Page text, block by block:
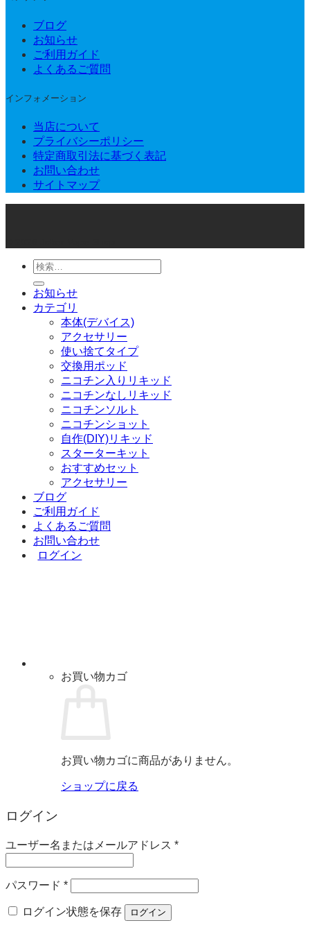
ブログ
お知らせ
ご利用ガイド
よくあるご質問
インフォメーション
当店について
プライバシーポリシー
特定商取引法に基づく表記
お問い合わせ
サイトマップ
検
索
対
象:
お知らせ
カテゴリ
本体(デバイス)
アクセサリー
使い捨てタイプ
交換用ポッド
ニコチン入りリキッド
ニコチンなしリキッド
ニコチンソルト
ニコチンショット
自作(DIY)リキッド
スターターキット
おすすめセット
アクセサリー
ブログ
ご利用ガイド
よくあるご質問
お問い合わせ
ログイン
お買い物カゴ
お買い物カゴに商品がありません。
ショップに戻る
ログイン
ユーザー名またはメールアドレス *必
パスワード *必
ログイン状態を保存
ログイン